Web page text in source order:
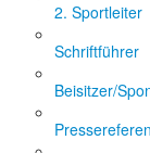
2. Sportleiter
Schriftführer
Beisitzer/